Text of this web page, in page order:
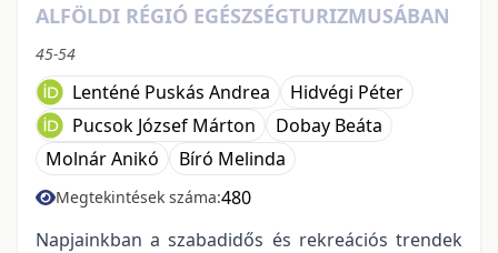
ALFÖLDI RÉGIÓ EGÉSZSÉGTURIZMUSÁBAN
45-54
Lenténé Puskás Andrea
Hidvégi Péter
Pucsok József Márton
Dobay Beáta
Molnár Anikó
Bíró Melinda
Megtekintések száma:480
Napjainkban a szabadidős és rekreációs trendek